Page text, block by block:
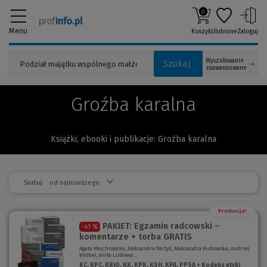
Menu
Szukaj
Wyszukiwanie
zaawansowane
0
KoszykUlubioneZaloguj
Groźba karalna
Książki, ebooki i publikacje: Groźba karalna
Sortuj:
Promocja!
-41 %
PAKIET: Egzamin radcowski –
komentarze + torba GRATIS
Agata Majchrowska, Aleksandra Partyk, Aleksandra Rutkowska, Andrzej
Wróbel, Anita Lutkiewi...
KC, KPC, KRiO, KK, KPK, KSH, KPA, PPSA + Kodeks etyki